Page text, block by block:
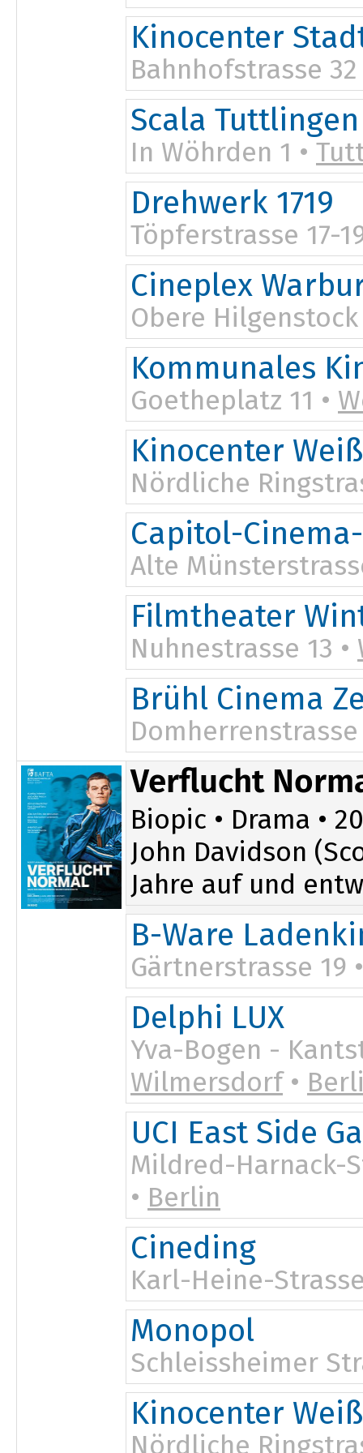
Kinocenter
Bahnhofstrasse
19:30
Scala Tuttlingen
In Wöhrden 1 •
Drehwerk 1719
Töpferstrasse 17-
Cineplex
Obere
19:40
Kommunales
Goetheplatz 11 •
Kinocenter
Nördliche
Capitol-
Alte
Filmtheater
Nuhnestrasse 13 •
Brühl Cinema
Verflucht
Biopic • Drama •
John Davidson
Jahre auf und
B-Ware
Gärtnerstrasse 19
Delphi LUX
Yva-Bogen -
Wilmersdorf•
15:30
UCI East Side
Mildred-Harnack-
• Berlin
Cineding
Karl-Heine-
Monopol
Schleissheimer
Kinocenter
Nördliche